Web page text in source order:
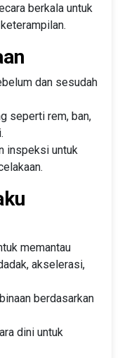
berkala untuk
dan sesudah
seperti rem, ban,
inspeksi untuk
memantau
akselerasi,
berdasarkan
dini untuk